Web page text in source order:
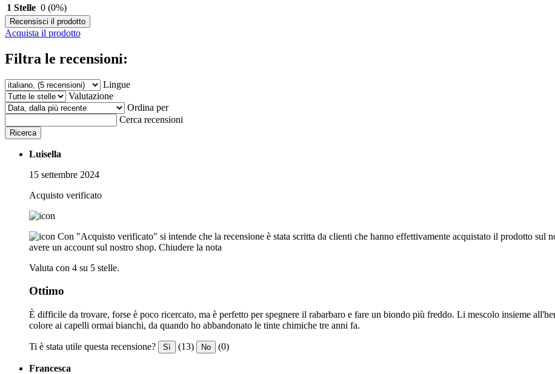
1 Stelle 0 (0%)
Recensisci il prodotto
Acquista il prodotto
Filtra le recensioni:
Lingue
Valutazione
Ordina per
Cerca recensioni
Ricerca
Luisella
15 settembre 2024
Acquisto verificato
Con "Acquisto verificato" si intende che la recensione è stata scritta da clienti che hanno effettivamente acquistato il prodotto sul
avere un account sul nostro shop. Chiudere la nota
Valuta con 4 su 5 stelle.
Ottimo
È difficile da trovare, forse è poco ricercato, ma è perfetto per spegnere il rabarbaro e fare un biondo più freddo. Li mescolo insieme
colore ai capelli ormai bianchi, da quando ho abbandonato le tinte chimiche tre anni fa.
Ti è stata utile questa recensione? Sì (13) No (0)
Francesca